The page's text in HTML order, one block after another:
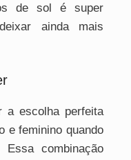
de sol é super
ainda mais
a escolha perfeita
e feminino quando
combinação